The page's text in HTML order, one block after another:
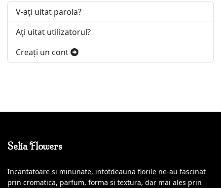
V-ați uitat parola?
Ați uitat utilizatorul?
Creaţi un cont
Selia Flowers
Incantatoare si minunate, intotdeauna florile ne-au fascinat
prin cromatica, parfum, forma si textura, dar mai ales prin